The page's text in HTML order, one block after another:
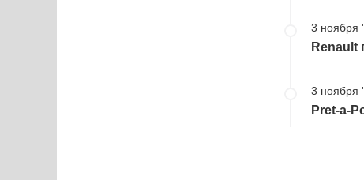
3 ноября
Renault
3 ноября
Pret-a-